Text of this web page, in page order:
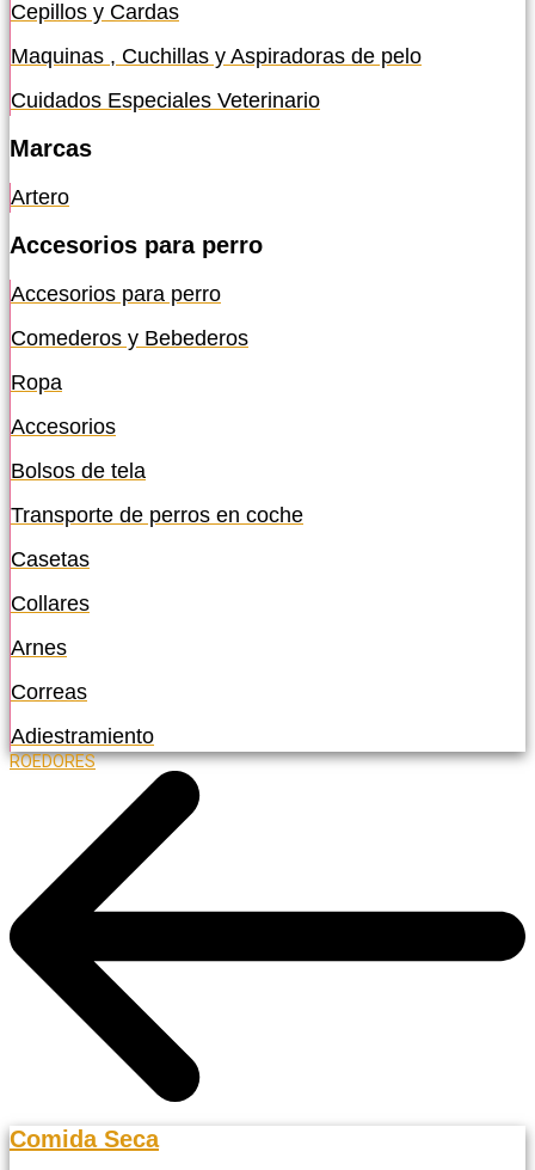
Cepillos y Cardas
Maquinas , Cuchillas y Aspiradoras de pelo
Cuidados Especiales Veterinario
Marcas
Artero
Accesorios para perro
Accesorios para perro
Comederos y Bebederos
Ropa
Accesorios
Bolsos de tela
Transporte de perros en coche
Casetas
Collares
Arnes
Correas
Adiestramiento
ROEDORES
Comida Seca